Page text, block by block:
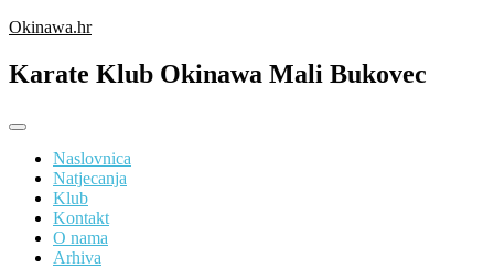
Preskoči
sadržaj
Okinawa.hr
Karate Klub Okinawa Mali Bukovec
Naslovnica
Natjecanja
Klub
Kontakt
O nama
Arhiva